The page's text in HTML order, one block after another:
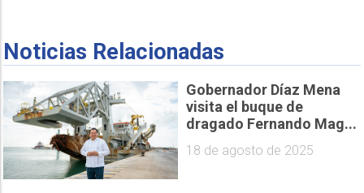
Noticias Relacionadas
Gobernador Díaz Mena
visita el buque de
dragado Fernando Mag...
18 de agosto de 2025